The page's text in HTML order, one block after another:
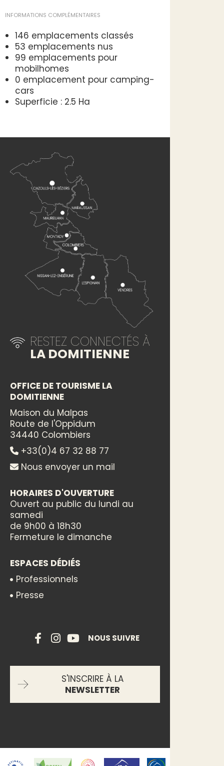
INFORMATIONS COMPLÉMENTAIRES
146 emplacements classés
53 emplacements nus
99 emplacements pour
mobilhomes
0 emplacement pour camping-
cars
Superficie : 2.5 Ha
RESTEZ CONNECTÉS À
LA DOMITIENNE
OFFICE DE TOURISME LA
DOMITIENNE
Maison du Malpas
Route de l'Oppidum
34440 Colombiers
+33(0)4 67 32 88 77
Nous envoyer un mail
HORAIRES D'OUVERTURE
Ouvert au public du lundi au
samedi
de 9h00 à 18h30
Fermeture le dimanche
ESPACES DÉDIÉS
Professionnels
Presse
NOUS SUIVRE
S'INSCRIRE À LA
NEWSLETTER